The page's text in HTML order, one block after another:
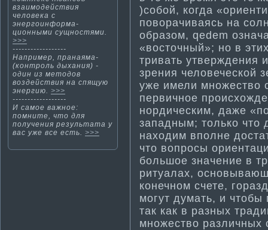
взаимодействия
человека с
энергоинформа­
ционными сущностями.
>>>
------------------
Например, пранаяма­
(контроль дыхания) -
один из методов
воздействия на спящую
энергию. >>>
------------------
И самοе важнοе:
помните, чтο для
получения результата у
вас уже все есть. >>>
)собой, когда
поворачиваясь на
образом, qedem
«восточный»; но в
тривать утверждения
зрения человеческой
уже имели множество
первичное
нордическим, даже
западным; только что
находим вполне
что вопросы
большое значение в
ритуалах,
конечном счете,
могут дума­ть, и
так как в разных
множество